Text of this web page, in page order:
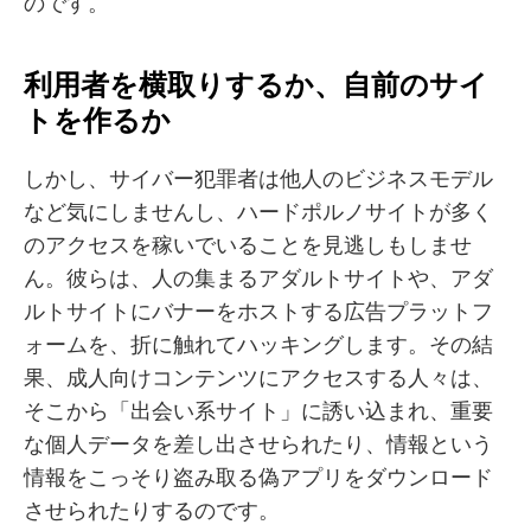
利用者を横取りするか、自前のサイ
トを作るか
しかし、サイバー犯罪者は他人のビジネスモデル
など気にしませんし、ハードポルノサイトが多く
のアクセスを稼いでいることを見逃しもしませ
ん。彼らは、人の集まるアダルトサイトや、アダ
ルトサイトにバナーをホストする広告プラットフ
ォームを、折に触れてハッキングします。その結
果、成人向けコンテンツにアクセスする人々は、
そこから「出会い系サイト」に誘い込まれ、重要
な個人データを差し出させられたり、情報という
情報をこっそり盗み取る偽アプリをダウンロード
させられたりするのです。